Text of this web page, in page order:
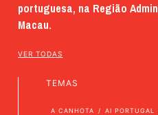
portuguesa, na Região
Macau.
VER TODAS
TEMAS
A CANHOTA AI PORTUGAL